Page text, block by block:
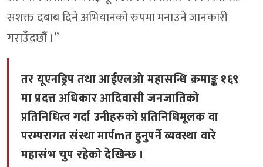
सशक्त दबाब दिने अभियानको रुपमा मनाउने जानकारी
गराउँदछौं ।”
तर यूएनड्रिप तथा आईएलओ महासन्धि क्रमाङ्क १६९
मा प्रदत्त अधिकार आदिवासी जनजातिको
प्रतिनिधित्व गर्दा उनीहरुको प्रतिनिधिमूलक वा
परम्परागत संस्था मार्पmत हुनुपर्ने व्यवस्था वारे
महासंभ चुप रहेको देखिन्छ ।